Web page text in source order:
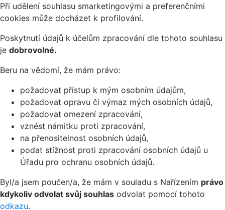
Při udělení souhlasu smarketingovými a preferenčními
cookies může docházet k profilování.
Poskytnutí údajů k účelům zpracování dle tohoto souhlasu
je dobrovolné.
Beru na vědomí, že mám právo:
požadovat přístup k mým osobním údajům,
požadovat opravu či výmaz mých osobních údajů,
požadovat omezení zpracování,
vznést námitku proti zpracování,
na přenositelnost osobních údajů,
podat stížnost proti zpracování osobních údajů u
Úřadu pro ochranu osobních údajů.
Byl/a jsem poučen/a, že mám v souladu s Nařízením právo
kdykoliv odvolat svůj souhlas odvolat pomocí tohoto
odkazu.